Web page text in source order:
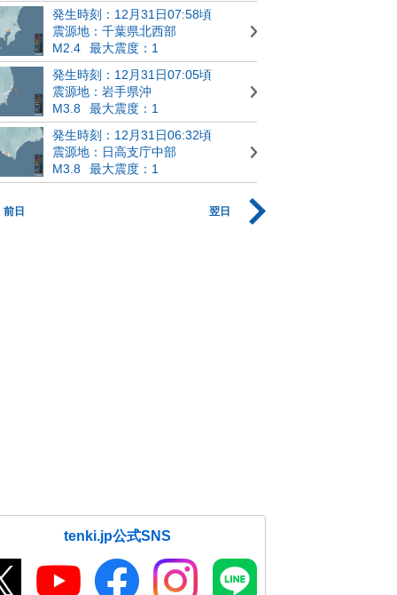
発生時刻：12月31日07:58頃
震源地：千葉県北西部
M2.4
最大震度：1
発生時刻：12月31日07:05頃
震源地：岩手県沖
M3.8
最大震度：1
発生時刻：12月31日06:32頃
震源地：日高支庁中部
M3.8
最大震度：1
前日 翌日
tenki.jp公式SNS